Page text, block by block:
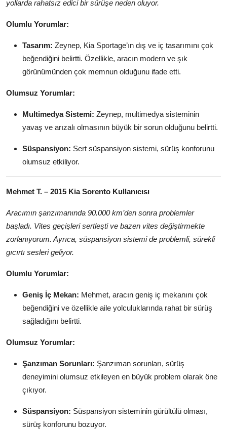
yollarda rahatsız edici bir sürüşe neden oluyor.
Olumlu Yorumlar:
Tasarım: Zeynep, Kia Sportage’ın dış ve iç tasarımını çok
beğendiğini belirtti. Özellikle, aracın modern ve şık
görünümünden çok memnun olduğunu ifade etti.
Olumsuz Yorumlar:
Multimedya Sistemi: Zeynep, multimedya sisteminin
yavaş ve arızalı olmasının büyük bir sorun olduğunu belirtti.
Süspansiyon: Sert süspansiyon sistemi, sürüş konforunu
olumsuz etkiliyor.
Mehmet T. – 2015 Kia Sorento Kullanıcısı
Aracımın şanzımanında 90.000 km’den sonra problemler
başladı. Vites geçişleri sertleşti ve bazen vites değiştirmekte
zorlanıyorum. Ayrıca, süspansiyon sistemi de problemli, sürekli
gıcırtı sesleri geliyor.
Olumlu Yorumlar:
Geniş İç Mekan: Mehmet, aracın geniş iç mekanını çok
beğendiğini ve özellikle aile yolculuklarında rahat bir sürüş
sağladığını belirtti.
Olumsuz Yorumlar:
Şanzıman Sorunları: Şanzıman sorunları, sürüş
deneyimini olumsuz etkileyen en büyük problem olarak öne
çıkıyor.
Süspansiyon: Süspansiyon sisteminin gürültülü olması,
sürüş konforunu bozuyor.